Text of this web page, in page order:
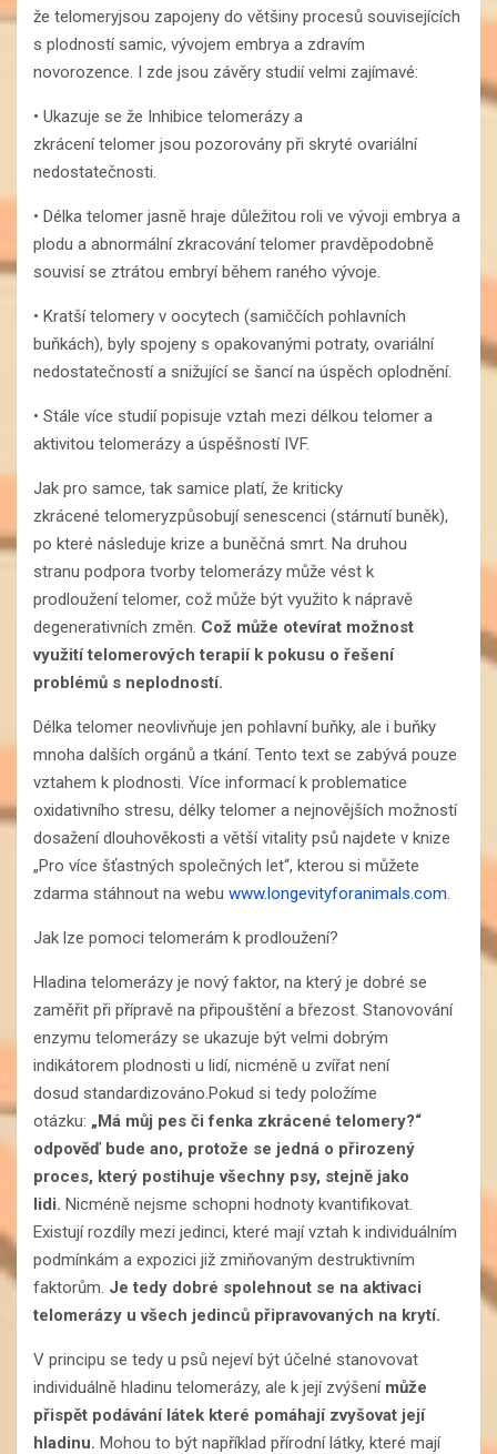
že telomeryjsou zapojeny do většiny procesů souvisejících
s plodností samic, vývojem embrya a zdravím
novorozence. I zde jsou závěry studií velmi zajímavé:
• Ukazuje se že Inhibice telomerázy a
zkrácení telomer jsou pozorovány při skryté ovariální
nedostatečnosti.
• Délka telomer jasně hraje důležitou roli ve vývoji embrya a
plodu a abnormální zkracování telomer pravděpodobně
souvisí se ztrátou embryí během raného vývoje.
• Kratší telomery v oocytech (samiččích pohlavních
buňkách), byly spojeny s opakovanými potraty, ovariální
nedostatečností a snižující se šancí na úspěch oplodnění.
• Stále více studií popisuje vztah mezi délkou telomer a
aktivitou telomerázy a úspěšností IVF.
Jak pro samce, tak samice platí, že kriticky
zkrácené telomeryzpůsobují senescenci (stárnutí buněk),
po které následuje krize a buněčná smrt. Na druhou
stranu podpora tvorby telomerázy může vést k
prodloužení telomer, což může být využito k nápravě
degenerativních změn. Což může otevírat možnost
využitítelomerových terapií k pokusu o řešení
problémů s neplodností.
Délka telomer neovlivňuje jen pohlavní buňky, ale i buňky
mnoha dalších orgánů a tkání. Tento text se zabývá pouze
vztahem k plodnosti. Více informací k problematice
oxidativního stresu, délky telomer a nejnovějších možností
dosažení dlouhověkosti a větší vitality psů najdete v knize
„Pro více šťastných společných let“, kterou si můžete
zdarma stáhnout na webu www.longevityforanimals.com.
Jak lze pomoci telomerám k prodloužení?
Hladina telomerázy je nový faktor, na který je dobré se
zaměřit při přípravě na připouštění a březost. Stanovování
enzymu telomerázy se ukazuje být velmi dobrým
indikátorem plodnosti u lidí, nicméně u zvířat není
dosud standardizováno.Pokud si tedy položíme
otázku: „Má můj pes či fenka zkrácenételomery?“
odpověď bude ano, protože se jedná o přirozený
proces, který postihuje všechny psy, stejně jako
lidi. Nicméně nejsme schopni hodnoty kvantifikovat.
Existují rozdíly mezi jedinci, které mají vztah k individuálním
podmínkám a expozici již zmiňovaným destruktivním
faktorům. Je tedy dobré spolehnout se na aktivaci
telomerázy u všech jedinců připravovaných na krytí.
V principu se tedy u psů nejeví být účelné stanovovat
individuálně hladinu telomerázy, ale k její zvýšení může
přispět podávání látek které pomáhají zvyšovat její
hladinu. Mohou to být například přírodní látky, které mají